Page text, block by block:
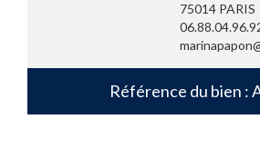
75014 PARIS
Référence du bien :